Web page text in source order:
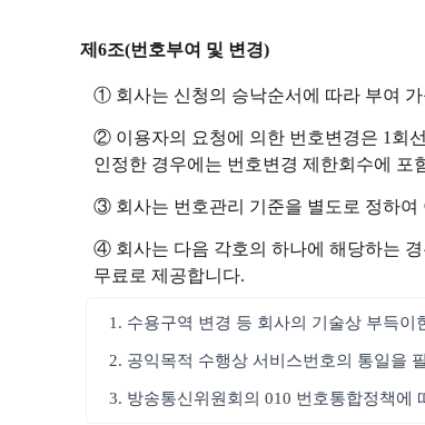
제6조(번호부여 및 변경)
① 회사는 신청의 승낙순서에 따라 부여
② 이용자의 요청에 의한 번호변경은 1회
인정한 경우에는 번호변경 제한회수에 포
③ 회사는 번호관리 기준을 별도로 정하여
④ 회사는 다음 각호의 하나에 해당하는
무료로 제공합니다.
1. 수용구역 변경 등 회사의 기술상 부득이
2. 공익목적 수행상 서비스번호의 통일을
3. 방송통신위원회의 010 번호통합정책에